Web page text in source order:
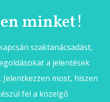
minket!
szaktanácsadást,
a jelentések
Jelentkezzen most, hiszen
fel a közelgő